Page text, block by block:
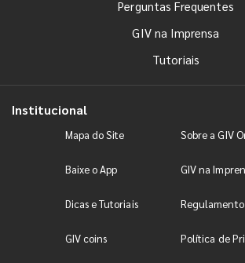
Perguntas Frequentes
GIV na Imprensa
Tutoriais
Institucional
Mapa do Site Sobre a GIV
Baixe o App GIV na
Dicas e Tutoriais Regulamento
GIV coins Política de